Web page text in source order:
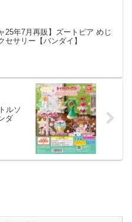
25年7月再販】ズートピア めじ
セサリー【バンダイ】
ルソ
ダ